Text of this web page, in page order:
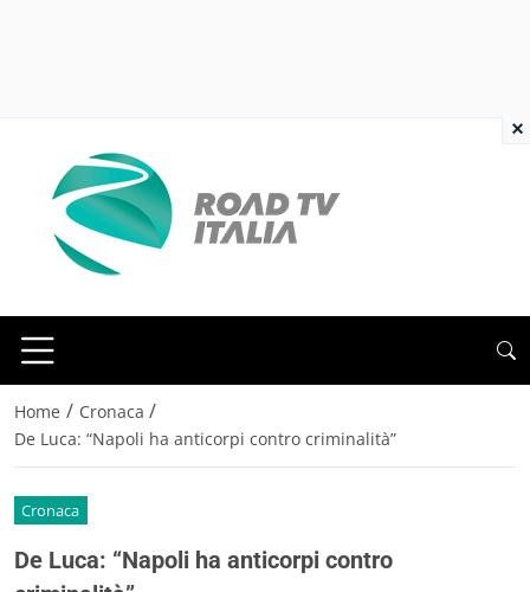
Home / Cronaca /
De Luca: “Napoli ha anticorpi contro criminalità”
Cronaca
De Luca: “Napoli ha anticorpi contro
×